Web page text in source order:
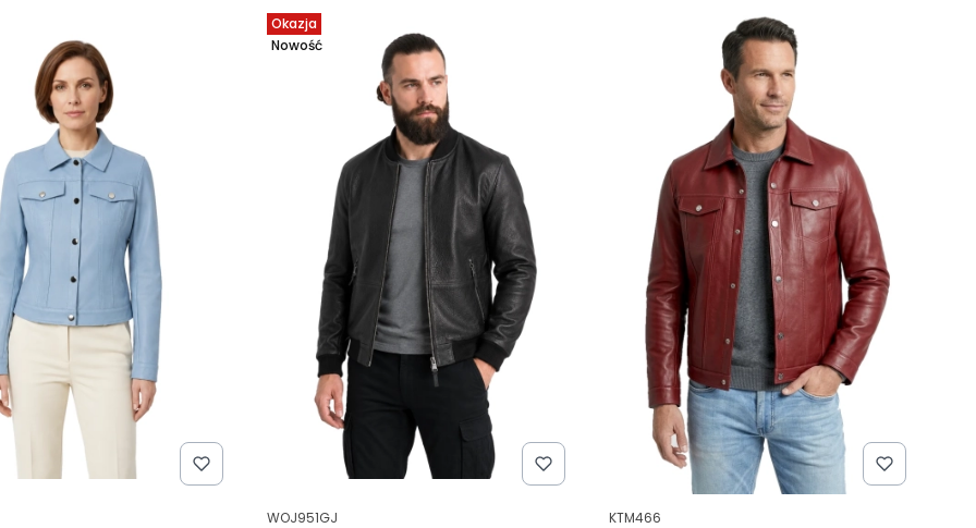
Okazja
Nowość
Kod produktu
WOJ951GJ Kod produktu
KTM466